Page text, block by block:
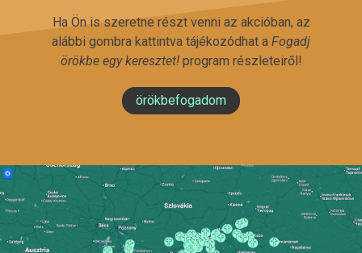
Ha Ön is szeretne részt venni az akcióban, az
alábbi gombra kattintva tájékozódhat a Fogadj
örökbe egy keresztet!program részleteiről!
örökbefogadom